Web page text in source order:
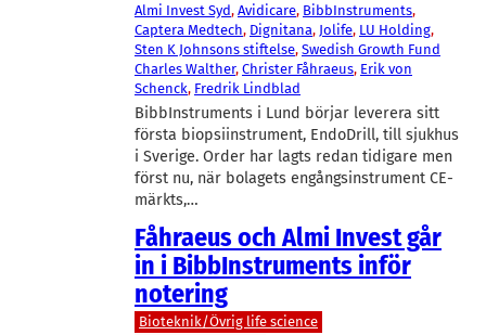
Almi Invest Syd, Avidicare, BibbInstruments
Captera Medtech, Dignitana, Jolife, LU Holding
Sten K Johnsons stiftelse, Swedish Growth Fund
Charles Walther, Christer Fåhraeus, Erik von
Schenck, Fredrik Lindblad
BibbInstruments i Lund börjar leverera sitt
första biopsiinstrument, EndoDrill, till sjukhus
i Sverige. Order har lagts redan tidigare men
först nu, när bolagets engångsinstrument CE-
märkts,…
Fåhraeus och Almi Invest går
in i BibbInstruments inför
notering
Bioteknik/Övrig life science